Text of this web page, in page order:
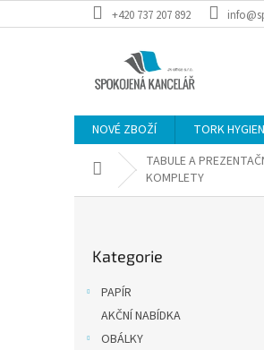
na
+420 737 207 892
NOVÉ ZBOŽÍ TORK
Domů TABULE A
KOMPLETY
kategorie
Kategorie
PAPÍR
AKČNÍ NABÍDKA
OBÁLKY